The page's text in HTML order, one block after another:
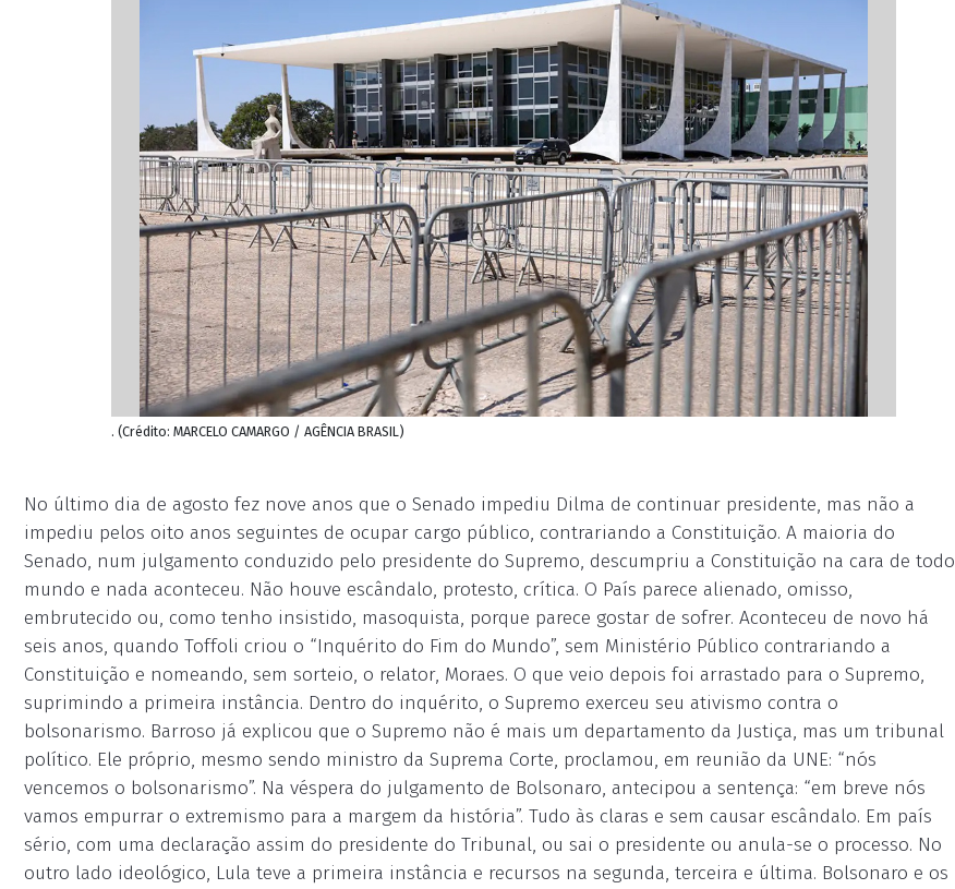
. (Crédito: MARCELO CAMARGO / AGÊNCIA BRASIL)
No último dia de agosto fez nove anos que o Senado impediu Dilma de continuar presidente, mas não a
impediu pelos oito anos seguintes de ocupar cargo público, contrariando a Constituição. A maioria do
Senado, num julgamento conduzido pelo presidente do Supremo, descumpriu a Constituição na cara de todo
mundo e nada aconteceu. Não houve escândalo, protesto, crítica. O País parece alienado, omisso,
embrutecido ou, como tenho insistido, masoquista, porque parece gostar de sofrer. Aconteceu de novo há
seis anos, quando Toffoli criou o “Inquérito do Fim do Mundo”, sem Ministério Público contrariando a
Constituição e nomeando, sem sorteio, o relator, Moraes. O que veio depois foi arrastado para o Supremo,
suprimindo a primeira instância. Dentro do inquérito, o Supremo exerceu seu ativismo contra o
bolsonarismo. Barroso já explicou que o Supremo não é mais um departamento da Justiça, mas um tribunal
político. Ele próprio, mesmo sendo ministro da Suprema Corte, proclamou, em reunião da UNE: “nós
vencemos o bolsonarismo”. Na véspera do julgamento de Bolsonaro, antecipou a sentença: “em breve nós
vamos empurrar o extremismo para a margem da história”. Tudo às claras e sem causar escândalo. Em país
sério, com uma declaração assim do presidente do Tribunal, ou sai o presidente ou anula-se o processo. No
outro lado ideológico, Lula teve a primeira instância e recursos na segunda, terceira e última. Bolsonaro e os